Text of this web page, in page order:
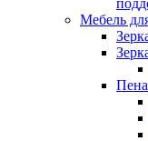
Мебель